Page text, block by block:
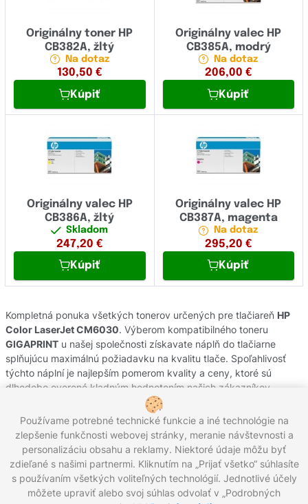
Originálny toner HP
CB382A, žltý
Na dotaz
130,50 €
Kúpiť
Originálny valec HP
CB385A, modrý
Na dotaz
206,00 €
Kúpiť
Originálny valec HP
CB386A, žltý
Skladom
247,20 €
Kúpiť
Originálny valec HP
CB387A, magenta
Na dotaz
295,20 €
Kúpiť
Kompletná ponuka všetkých tonerov určených pre tlačiareň HP
Color LaserJet CM6030. Výberom kompatibilného toneru
GIGAPRINT u našej společnosti získavate náplň do tlačiarne
splňujúcu maximálnú požiadavku na kvalitu tlače. Spoľahlivosť
týchto náplní je najlepším pomerom kvality a ceny, ktoré sú
dlhodobo overené kladným hodnotením našich zákazníkov.
HPpochádzajú z oficiálnej
slovenskej distribúcie s garanciou pôvodu. Potrebujete poradiť s
výberom náplní do Vašej tlačiarne, kontaktujte náš zákaznícky
servis, kde Vám radi pomôžeme.
Zavolajte nám: 0221 000 012 Pracovné dni 8:00 - 16:30
Používame potrebné technické funkcie a iné technológie na
zlepšenie funkčnosti webovej stránky, meranie návštevnosti a
personalizáciu obsahu a reklamy. Niektoré údaje môžu byť
zdieľané s našimi partnermi. Kliknutím na „Prijať všetko“ súhlasíte
s používaním všetkých voliteľných technológií. Jednotlivé účely
môžete upraviť alebo svoj súhlas odvolať v „Podrobných